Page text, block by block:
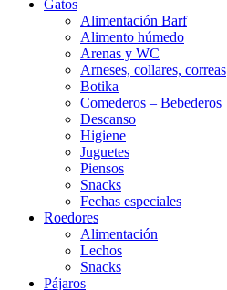
Gatos
Alimentación Barf
Alimento húmedo
Arenas y WC
Arneses, collares, correas
Botika
Comederos – Bebederos
Descanso
Higiene
Juguetes
Piensos
Snacks
Fechas especiales
Roedores
Alimentación
Lechos
Snacks
Pájaros